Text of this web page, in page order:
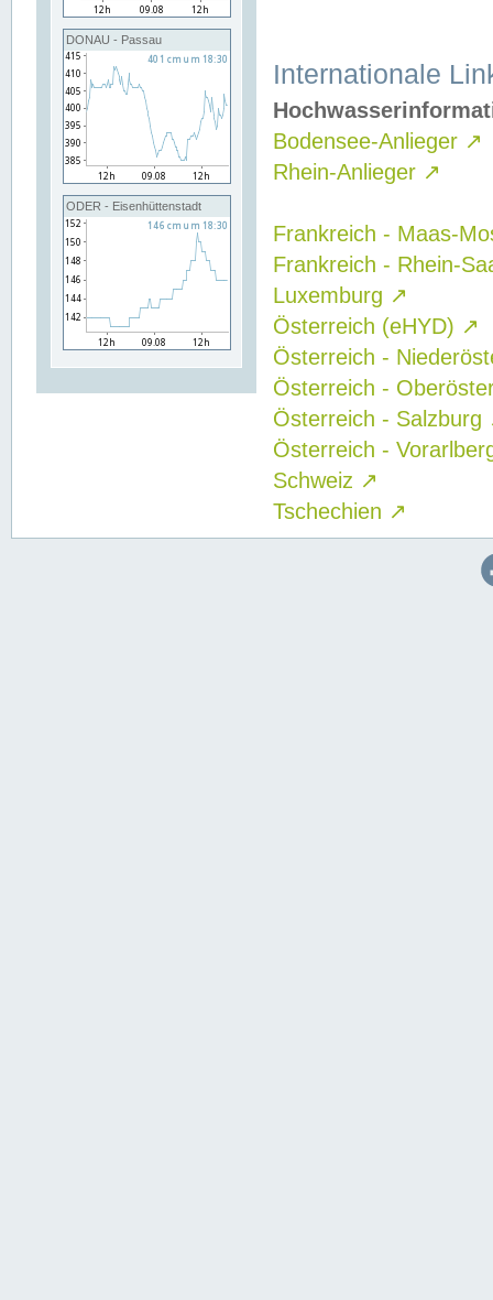
DONAU - Passau
ODER - Eisenhüttenstadt
Internationale
Bodensee-Anlieger ↗
Rhein-Anlieger ↗
Frankreich - Maas-
Frankreich - Rhein-
Luxemburg ↗
Österreich (eHYD) ↗
Österreich -
Österreich -
Österreich - Salzburg
Österreich -
Schweiz ↗
Tschechien ↗